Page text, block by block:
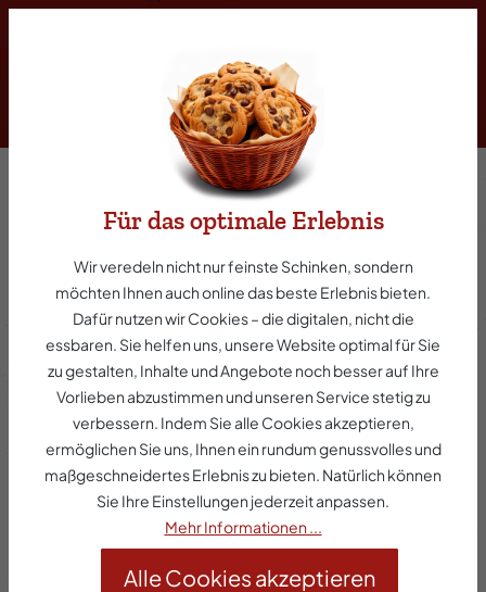
Sauerfleisch
Nach traditionellem Rezept zubereitet, vereint
unser Sauerfleisch zartes Fleisch mit einer fein
abgestimmten würzig-sauren Note. Perfekt für
eine herzhafte Mahlzeit – genießen Sie Qualität
und echten Geschmack!
Rezepturänderungen vorbehalten. Es gilt die
Zusammenstellung, die auf dem Etikett
aufgeführt ist.
Für das optimale Erlebnis
Wir veredeln nicht nur feinste Schinken, sondern
möchten Ihnen auch online das beste Erlebnis bieten.
Dafür nutzen wir Cookies – die digitalen, nicht die
essbaren. Sie helfen uns, unsere Website optimal für Sie
zu gestalten, Inhalte und Angebote noch besser auf Ihre
Vorlieben abzustimmen und unseren Service stetig zu
verbessern. Indem Sie alle Cookies akzeptieren,
ermöglichen Sie uns, Ihnen ein rundum genussvolles und
maßgeschneidertes Erlebnis zu bieten. Natürlich können
Sie Ihre Einstellungen jederzeit anpassen.
Mehr Informationen ...
Alle Cookies akzeptieren